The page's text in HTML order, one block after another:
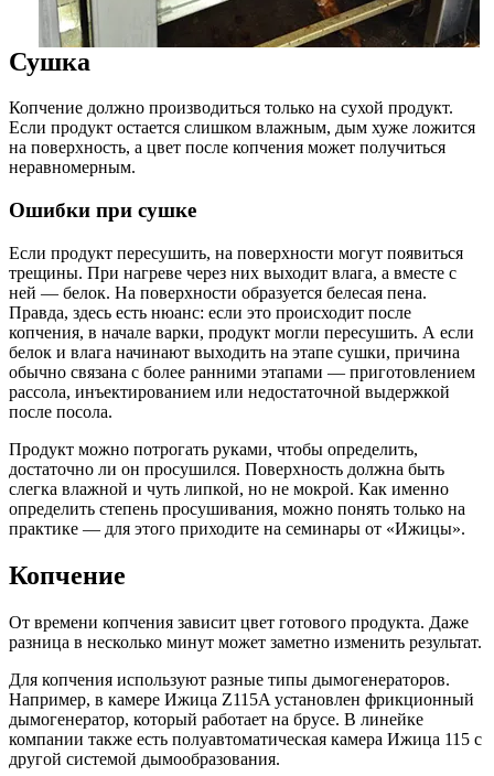
Сушка
Копчение должно производиться только на сухой продукт.
Если продукт остается слишком влажным, дым хуже ложится
на поверхность, а цвет после копчения может получиться
неравномерным.
Ошибки при сушке
Если продукт пересушить, на поверхности могут появиться
трещины. При нагреве через них выходит влага, а вместе с
ней — белок. На поверхности образуется белесая пена.
Правда, здесь есть нюанс: если это происходит после
копчения, в начале варки, продукт могли пересушить. А если
белок и влага начинают выходить на этапе сушки, причина
обычно связана с более ранними этапами — приготовлением
рассола, инъектированием или недостаточной выдержкой
после посола.
Продукт можно потрогать руками, чтобы определить,
достаточно ли он просушился. Поверхность должна быть
слегка влажной и чуть липкой, но не мокрой. Как именно
определить степень просушивания, можно понять только на
практике — для этого приходите на семинары от «Ижицы».
Копчение
От времени копчения зависит цвет готового продукта. Даже
разница в несколько минут может заметно изменить результат.
Для копчения используют разные типы дымогенераторов.
Например, в камере Ижица Z115A установлен фрикционный
дымогенератор, который работает на брусе. В линейке
компании также есть полуавтоматическая камера Ижица 115 с
другой системой дымообразования.